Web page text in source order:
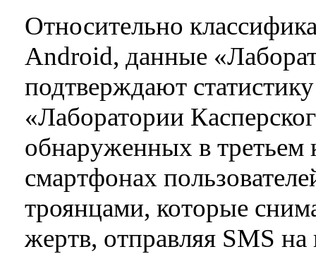
Относительно
Android, данные
подтверждают
«Лаборатории
обнаруженных в третьем
смартфонах
троянцами, которые
жертв, отправляя SMS